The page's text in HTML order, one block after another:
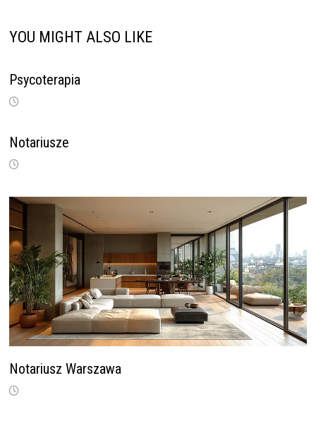
YOU MIGHT ALSO LIKE
Psycoterapia
Notariusze
Notariusz Warszawa